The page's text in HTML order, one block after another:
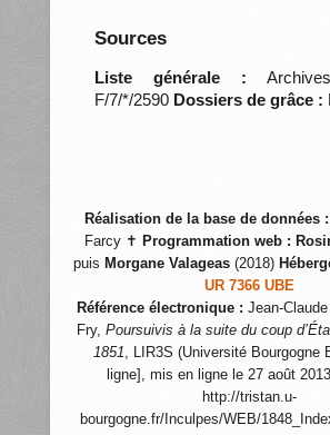
Sources
Liste générale :
F/7/*/2590 Dossiers de grâce :
Réalisation de la base de données :
Farcy ✝ Programmation web :
puis Morgane Valageas (2018)
UR 7366 UBE
Référence électronique : Jean-
Fry, Poursuivis à la suite du coup
1851, LIR3S (Université Bourgogne
ligne], mis en ligne le 27 août
http://tristan.u-
bourgogne.fr/Inculpes/WEB/